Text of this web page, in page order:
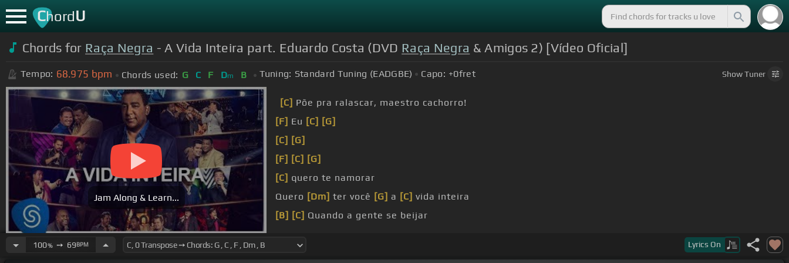
ChordU
Chords for Raça Negra - A Vida Inteira part. Eduardo Costa (DVD Raça Negra & Amigos 2) [Vídeo Oficial]
Tempo: 68.975 bpm Chords used: G C F Dm B Tuning: Standard Tuning (EADGBE) Capo: +0fret ShowTuner
Jam Along & Learn...
[C] Põe pra ralascar, maestro cachorro!
[F] Eu [C] [G]
[C] [G]
[F] [C] [G]
[C] quero te namorar
Quero [Dm] ter você [G] a [C] vida inteira
[B] [C] Quando a gente se beijar
100%➙ 69BPM Lyrics On